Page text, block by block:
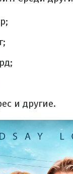
и другие.